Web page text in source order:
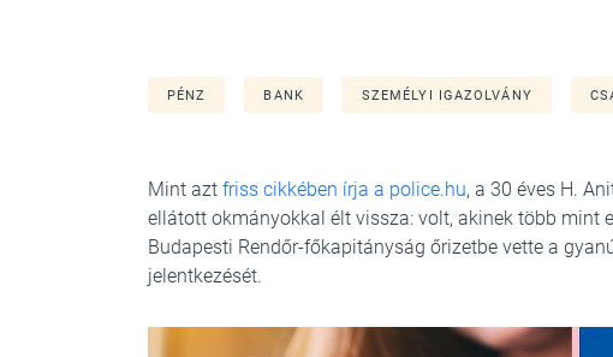
PÉNZ BANK SZEMÉLYI IGAZOLVÁNY
Mint azt friss cikkében írja a police.hu, a 30 éves H.
ellátott okmányokkal élt vissza: volt, akinek több
Budapesti Rendőr-főkapitányság őrizetbe vette a
jelentkezését.